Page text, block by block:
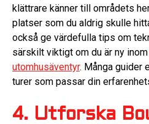
klättrare känner till områdets
platser som du aldrig skulle
också ge värdefulla tips om
särskilt viktigt om du är ny inom
utomhusäventyr. Många guider
turer som passar din
4. Utforska